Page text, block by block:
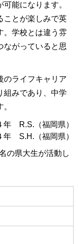
能になります。
ことが楽しみで英
。学校とは違う雰
ながっていると思
ライフキャリア
組みであり、中学
R.S.（福岡県）
年 S.H.（福岡県）
の県大生が活動し